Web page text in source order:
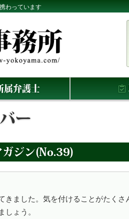
わっています
属弁護士
ー
ジン(No.39)
ました。気を付けることがたくさ
ょう。